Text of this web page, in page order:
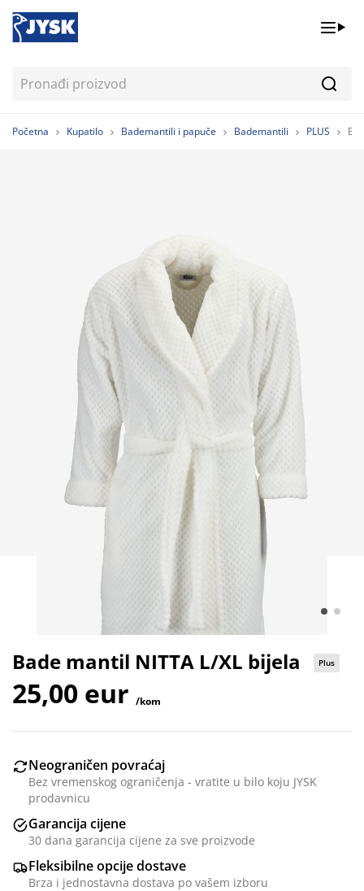
Početna Kupatilo Bademantili i papuče Bademantili PLUS
Bade mantil NITTA L/XL bijela Plus
25,00 eur /kom
Neograničen povraćaj
Bez vremenskog ograničenja - vratite u bilo koju JYSK
prodavnicu
Garancija cijene
30 dana garancija cijene za sve proizvode
Fleksibilne opcije dostave
Brza i jednostavna dostava po vašem izboru